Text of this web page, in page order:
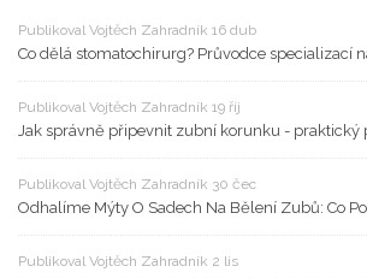
Publikoval Vojtěch Zahradník 16 dub
Co dělá stomatochirurg? Průvodce specializací
Publikoval Vojtěch Zahradník 19 říj
Jak správně připevnit zubní korunku - praktický
Publikoval Vojtěch Zahradník 30 čec
Odhalíme Mýty O Sadech Na Bělení Zubů: Co
Publikoval Vojtěch Zahradník 2 lis